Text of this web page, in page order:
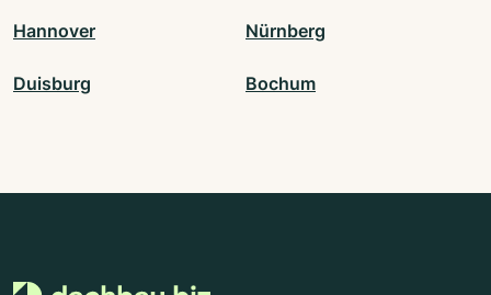
Hannover Nürnberg
Duisburg Bochum